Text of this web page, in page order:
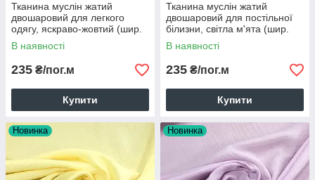
Тканина муслін жатий
двошаровий для легкого
одягу, яскраво-жовтий (шир.
1,35 м)
В наявності
235 ₴/пог.м
Купити
Тканина муслін жатий
двошаровий для постільної
білизни, світла м'ята (шир.
1,25 м) (MS-JAT-2-0008)
В наявності
235 ₴/пог.м
Купити
Новинка Новинка